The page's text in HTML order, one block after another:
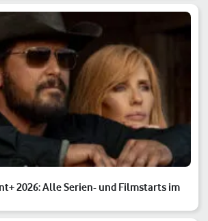
2026: Alle Serien- und Filmstarts im